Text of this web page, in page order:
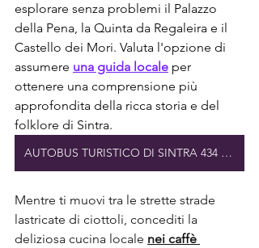
esplorare senza problemi il Palazzo
della Pena, la Quinta da Regaleira e il
Castello dei Mori. Valuta l'opzione di
assumere una guida locale per
ottenere una comprensione più
approfondita della ricca storia e del
folklore di Sintra.
AUTOBUS TURISTICO DI SINTRA 434 e 435
Mentre ti muovi tra le strette strade
lastricate di ciottoli, concediti la
deliziosa cucina locale nei caffè